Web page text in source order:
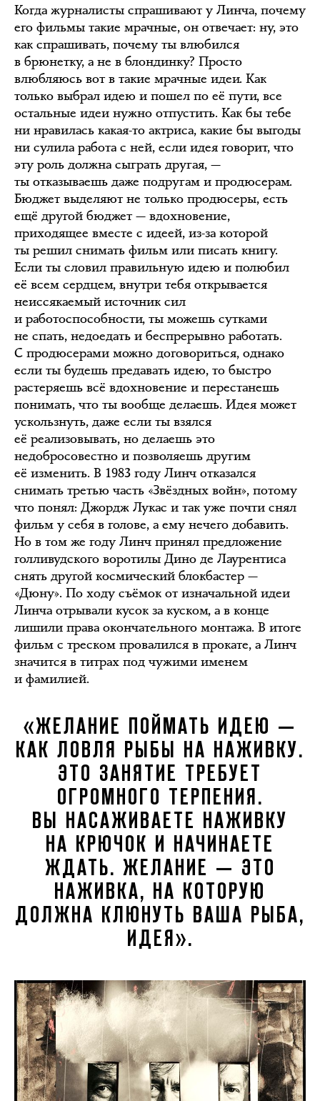
Когда журналисты спрашивают у Линча, почему
его фильмы такие мрачные, он отвечает: ну, это
как спрашивать, почему ты влюбился
в брюнетку, а не в блондинку? Просто
влюбляюсь вот в такие мрачные идеи. Как
только выбрал идею и пошел по её пути, все
остальные идеи нужно отпустить. Как бы тебе
ни нравилась какая-то актриса, какие бы выгоды
ни сулила работа с ней, если идея говорит, что
эту роль должна сыграть другая, —
ты отказываешь даже подругам и продюсерам.
Бюджет выделяют не только продюсеры, есть
ещё другой бюджет — вдохновение,
приходящее вместе с идеей, из-за которой
ты решил снимать фильм или писать книгу.
Если ты словил правильную идею и полюбил
её всем сердцем, внутри тебя открывается
неиссякаемый источник сил
и работоспособности, ты можешь сутками
не спать, недоедать и беспрерывно работать.
С продюсерами можно договориться, однако
если ты будешь предавать идею, то быстро
растеряешь всё вдохновение и перестанешь
понимать, что ты вообще делаешь. Идея может
ускользнуть, даже если ты взялся
её реализовывать, но делаешь это
недобросовестно и позволяешь другим
её изменить. В 1983 году Линч отказался
снимать третью часть «Звёздных войн», потому
что понял: Джордж Лукас и так уже почти снял
фильм у себя в голове, а ему нечего добавить.
Но в том же году Линч принял предложение
голливудского воротилы Дино де Лаурентиса
снять другой космический блокбастер —
«Дюну». По ходу съёмок от изначальной идеи
Линча отрывали кусок за куском, а в конце
лишили права окончательного монтажа. В итоге
фильм с треском провалился в прокате, а Линч
значится в титрах под чужими именем
и фамилией.
«ЖЕЛАНИЕ ПОЙМАТЬ ИДЕЮ —
КАК ЛОВЛЯ РЫБЫ НА НАЖИВКУ.
ЭТО ЗАНЯТИЕ ТРЕБУЕТ
ОГРОМНОГО ТЕРПЕНИЯ.
ВЫ НАСАЖИВАЕТЕ НАЖИВКУ
НА КРЮЧОК И НАЧИНАЕТЕ
ЖДАТЬ. ЖЕЛАНИЕ — ЭТО
НАЖИВКА, НА КОТОРУЮ
ДОЛЖНА КЛЮНУТЬ ВАША РЫБА,
ИДЕЯ».